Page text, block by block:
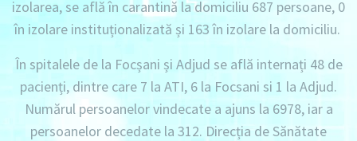
izolarea, se află în carantină la domiciliu 687 persoane, 0
în izolare instituționalizată și 163 în izolare la domiciliu.
În spitalele de la Focșani și Adjud se află internați 48 de
pacienți, dintre care 7 la ATI, 6 la Focsani si 1 la Adjud.
Numărul persoanelor vindecate a ajuns la 6978, iar a
persoanelor decedate la 312. Direcția de Sănătate